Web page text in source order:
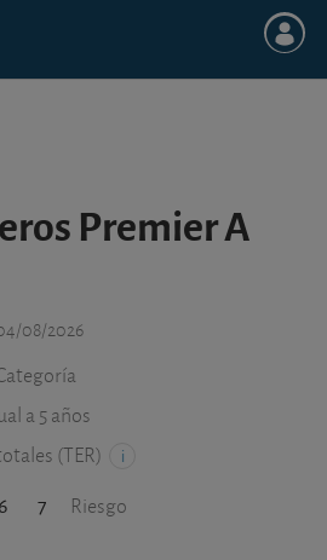
Premier A
08/2026
a 5 años
(TER)
6 7 Riesgo